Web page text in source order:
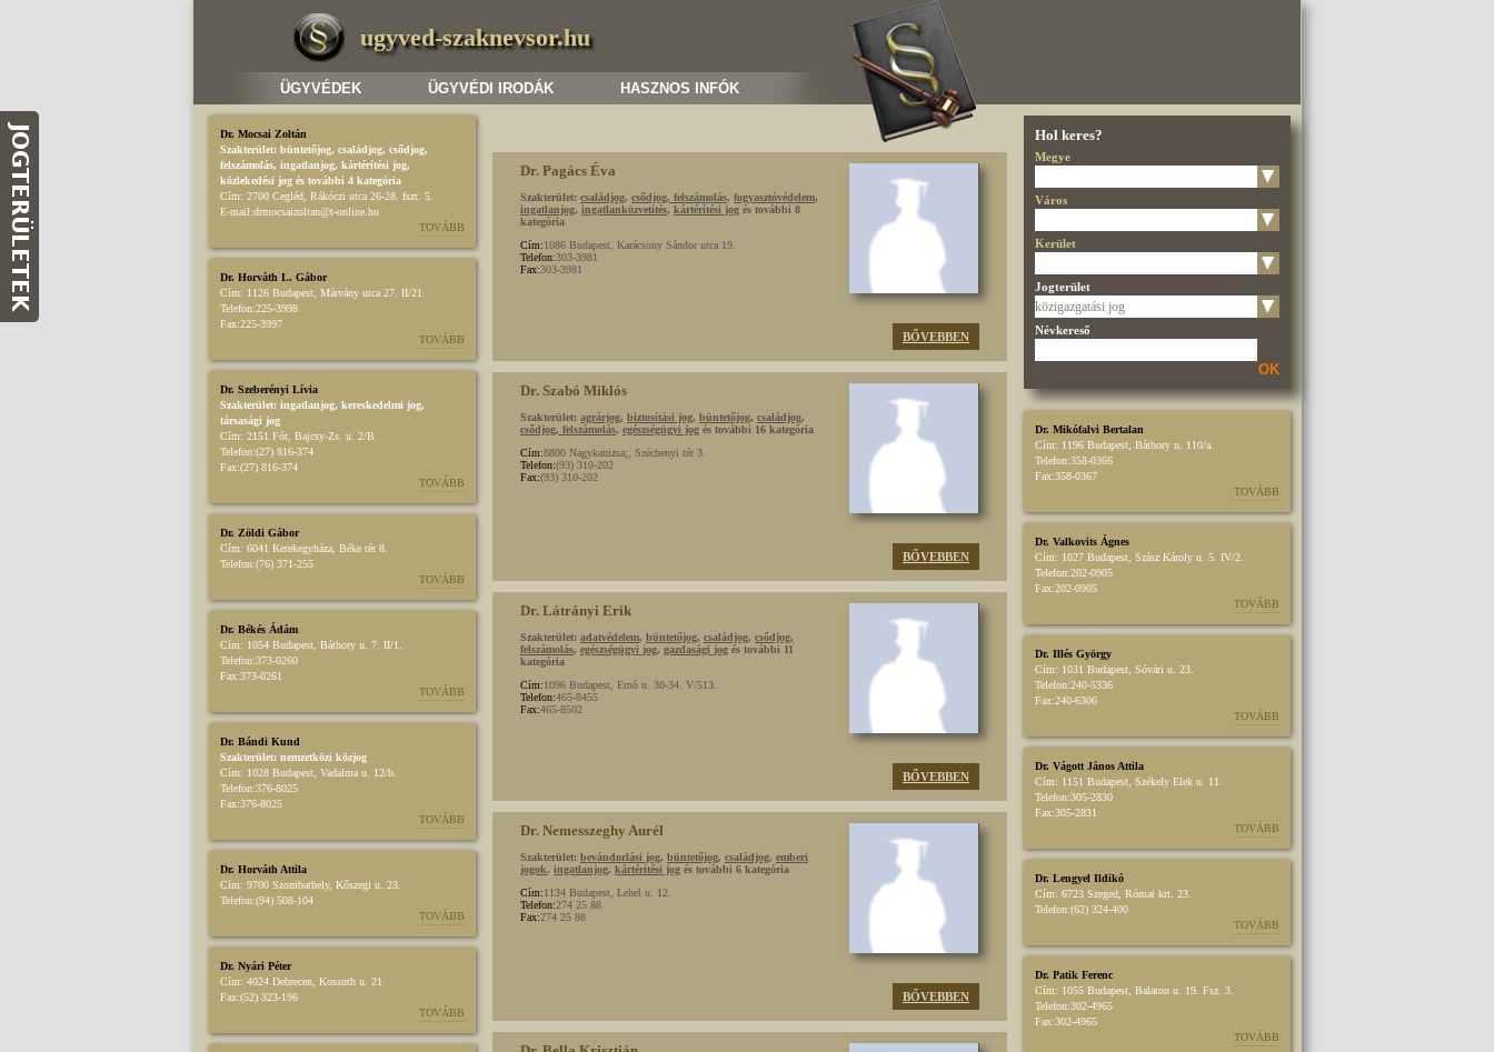
ugyved-szaknevsor.hu
ÜGYVÉDEK ÜGYVÉDI IRODÁK HASZNOS INFÓK
Dr. Mocsai Zoltán
Szakterület: büntetőjog, családjog, csődjog,
felszámolás, ingatlanjog, kártérítési jog,
közlekedési jog és további 4 kategória
Cím: 2700 Cegléd, Rákóczi utca 26-28. fszt. 5.
E-mail:drmocsaizoltan@t-online.hu
TOVÁBB
Dr. Horváth L. Gábor
Cím: 1126 Budapest, Márvány utca 27. II/21.
Telefon:225-3998
Fax:225-3997
TOVÁBB
Dr. Szeberényi Lívia
Szakterület: ingatlanjog, kereskedelmi jog,
társasági jog
Cím: 2151 Fót, Bajcsy-Zs. u. 2/B.
Telefon:(27) 816-374
Fax:(27) 816-374
TOVÁBB
Dr. Zöldi Gábor
Cím: 6041 Kerekegyháza, Béke tér 8.
Telefon:(76) 371-255
TOVÁBB
Dr. Békés Ádám
Cím: 1054 Budapest, Báthory u. 7. II/1.
Telefon:373-0260
Fax:373-0261
TOVÁBB
Dr. Bándi Kund
Szakterület: nemzetközi közjog
Cím: 1028 Budapest, Vadalma u. 12/b.
Telefon:376-8025
Fax:376-8025
TOVÁBB
Dr. Horváth Attila
Cím: 9700 Szombathely, Kőszegi u. 23.
Telefon:(94) 508-104
TOVÁBB
Dr. Nyári Péter
Cím: 4024 Debrecen, Kossuth u. 21.
Fax:(52) 323-196
TOVÁBB
Dr. Pagács Éva
Szakterület: családjog, csődjog, felszámolás, fogyasztóvédelem,
ingatlanjog, ingatlanközvetítés, kártérítési jog és további 8
kategória
Cím:1086 Budapest, Karácsony Sándor utca 19.
Telefon:303-3981
Fax:303-3981
BŐVEBBEN
Dr. Szabó Miklós
Szakterület: agrárjog, biztosítási jog, büntetőjog, családjog,
csődjog, felszámolás, egészségügyi jog és további 16 kategória
Cím:8800 Nagykanizsa;, Széchenyi tér 3.
Telefon:(93) 310-202
Fax:(93) 310-202
BŐVEBBEN
Dr. Látrányi Erik
Szakterület: adatvédelem, büntetőjog, családjog, csődjog,
felszámolás, egészségügyi jog, gazdasági jog és további 11
kategória
Cím:1096 Budapest, Ernő u. 30-34. V/513.
Telefon:465-8455
Fax:465-8502
BŐVEBBEN
Dr. Nemesszeghy Aurél
Szakterület: bevándorlási jog, büntetőjog, családjog, emberi
jogok, ingatlanjog, kártérítési jog és további 6 kategória
Cím:1134 Budapest, Lehel u. 12.
Telefon:274 25 88
Fax:274 25 88
BŐVEBBEN
Hol keres?
Megye
Város
Kerület
Jogterület
Névkereső
OK
Dr. Mikófalvi Bertalan
Cím: 1196 Budapest, Báthory u. 110/a.
Telefon:358-0366
Fax:358-0367
TOVÁBB
Dr. Valkovits Ágnes
Cím: 1027 Budapest, Szász Károly u. 5. IV/2.
Telefon:202-0905
Fax:202-0905
TOVÁBB
Dr. Illés György
Cím: 1031 Budapest, Sóvári u. 23.
Telefon:240-5336
Fax:240-6306
TOVÁBB
Dr. Vágott János Attila
Cím: 1151 Budapest, Székely Elek u. 11.
Telefon:305-2830
Fax:305-2831
TOVÁBB
Dr. Lengyel Ildikó
Cím: 6723 Szeged, Római krt. 23.
Telefon:(62) 324-400
TOVÁBB
Dr. Patik Ferenc
Cím: 1055 Budapest, Balaton u. 19. Fsz. 3.
Telefon:302-4965
Fax:302-4965
TOVÁBB